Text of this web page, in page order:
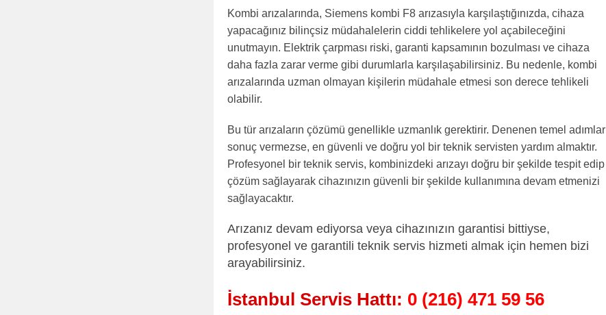
Kombi arızalarında, Siemens kombi F8 arızasıyla karşılaştığınızda, cihaza
yapacağınız bilinçsiz müdahalelerin ciddi tehlikelere yol açabileceğini
unutmayın. Elektrik çarpması riski, garanti kapsamının bozulması ve cihaza
daha fazla zarar verme gibi durumlarla karşılaşabilirsiniz. Bu nedenle, kombi
arızalarında uzman olmayan kişilerin müdahale etmesi son derece tehlikeli
olabilir.
Bu tür arızaların çözümü genellikle uzmanlık gerektirir. Denenen temel adımlar
sonuç vermezse, en güvenli ve doğru yol bir teknik servisten yardım almaktır.
Profesyonel bir teknik servis, kombinizdeki arızayı doğru bir şekilde tespit edip
çözüm sağlayarak cihazınızın güvenli bir şekilde kullanımına devam etmenizi
sağlayacaktır.
Arızanız devam ediyorsa veya cihazınızın garantisi bittiyse,
profesyonel ve garantili teknik servis hizmeti almak için hemen bizi
arayabilirsiniz.
İstanbul Servis Hattı: 0 (216) 471 59 56